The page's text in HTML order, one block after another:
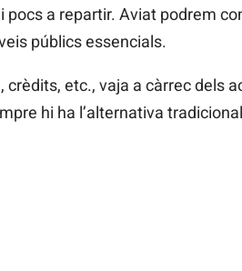
pocs a repartir. Aviat podrem
públics essencials.
etc., vaja a càrrec dels
hi ha l’alternativa